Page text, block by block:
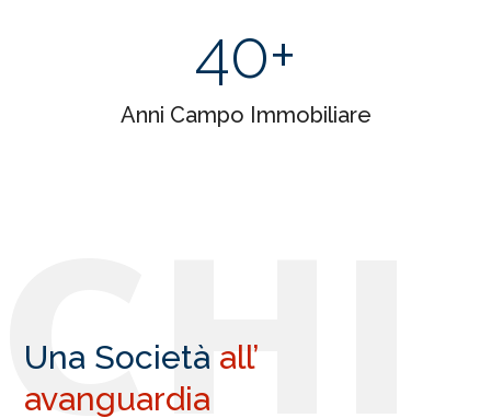
40+
Anni Campo Immobiliare
CH
Una Società all’
avanguardia